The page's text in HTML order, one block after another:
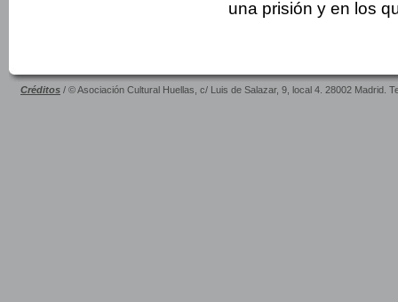
una prisión y en los
Créditos / © Asociación Cultural Huellas, c/ Luis de Salazar, 9, local 4. 28002 Madrid.